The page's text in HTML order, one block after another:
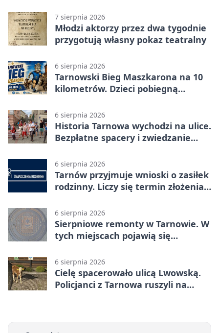
7 sierpnia 2026
Młodzi aktorzy przez dwa tygodnie
przygotują własny pokaz teatralny
6 sierpnia 2026
Tarnowski Bieg Maszkarona na 10
kilometrów. Dzieci pobiegną
6 sierpnia 2026
Historia Tarnowa wychodzi na ulice.
Bezpłatne spacery i zwiedzanie
6 sierpnia 2026
Tarnów przyjmuje wnioski o zasiłek
rodzinny. Liczy się termin złożenia
6 sierpnia 2026
Sierpniowe remonty w Tarnowie. W
tych miejscach pojawią się
6 sierpnia 2026
Cielę spacerowało ulicą Lwowską.
Policjanci z Tarnowa ruszyli na